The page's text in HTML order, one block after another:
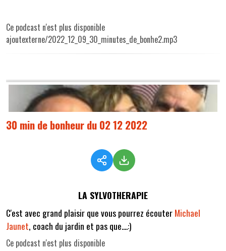
Ce podcast n'est plus disponible
ajoutexterne/2022_12_09_30_minutes_de_bonhe2.mp3
30 min de bonheur du 02 12 2022
LA SYLVOTHERAPIE
C'est avec grand plaisir que vous pourrez écouterMichael
Jaunet, coach du jardin et pas que....:)
Ce podcast n'est plus disponible